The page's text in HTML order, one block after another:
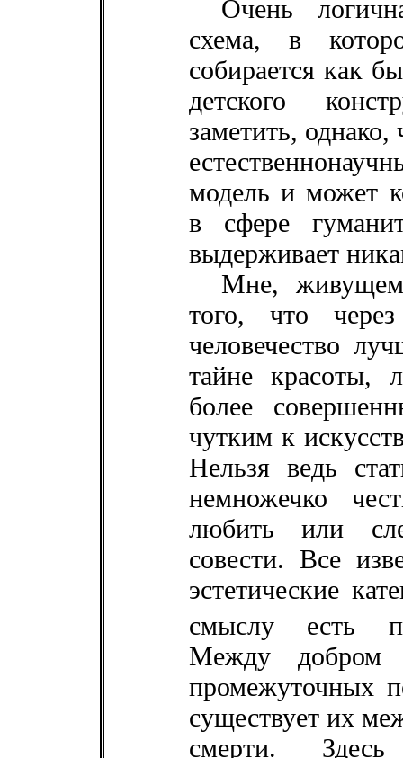
Очень
схема, в
собирается как
детского
заметить,
модель и может
в сфере
выдерживает
Мне,
того, что
человечество
тайне красоты,
более
чутким к
Нельзя ведь
немножечко
любить или
совести. Все
эстетические
смыслу есть
Между добром
промежуточных
существует их
смерти.